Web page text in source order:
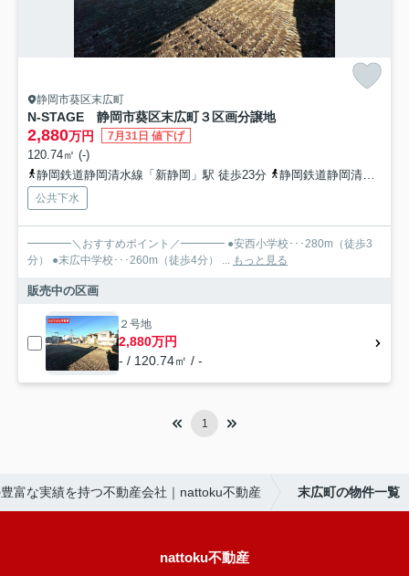
静岡市葵区末広町
N-STAGE 静岡市葵区末広町３区画分譲地
2,880万円 7月31日 値下げ
120.74㎡ (-)
静岡鉄道静岡清水線「新静岡」駅 徒歩23分
静岡鉄道静岡清水線「日吉町」駅 徒歩29分
公共下水
━━━━＼おすすめポイント／━━━━ ●安西小学校･･･280m（徒歩3
分） ●末広中学校･･･260m（徒歩4分） ... もっと見る
販売中の区画
２号地
2,880万円
- / 120.74㎡ / -
1
富な実績を持つ不動産会社｜nattoku不動産 末広町の物件一覧
nattoku不動産